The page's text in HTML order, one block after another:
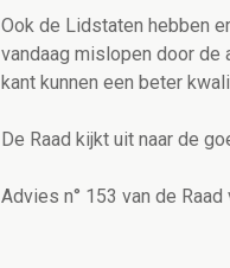
Ook de Lidstaten hebben
vandaag mislopen door de
kant kunnen een beter
De Raad kijkt uit naar de
Advies n° 153 van de